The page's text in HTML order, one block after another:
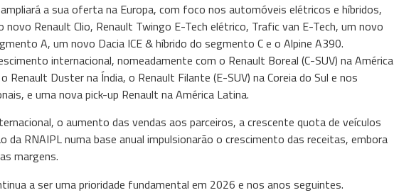
a sua oferta na Europa, com foco nos automóveis elétricos e híbridos,
Renault Clio, Renault Twingo E-Tech elétrico, Trafic van E-Tech, um novo
A, um novo Dacia ICE & híbrido do segmento C e o Alpine A390.
internacional, nomeadamente com o Renault Boreal (C-SUV) na América
Renault Duster na Índia, o Renault Filante (E-SUV) na Coreia do Sul e nos
e uma nova pick-up Renault na América Latina.
o aumento das vendas aos parceiros, a crescente quota de veículos
da RNAIPL numa base anual impulsionarão o crescimento das receitas, embora
margens.
a ser uma prioridade fundamental em 2026 e nos anos seguintes.